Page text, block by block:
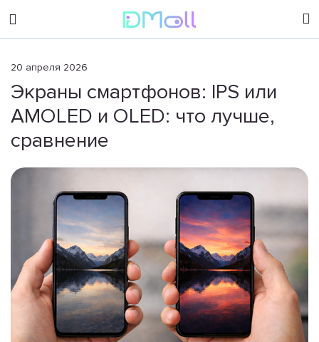
sales@dimoll.ru
Контакты
20 апреля 2026
Экраны смартфонов: IPS или
AMOLED и OLED: что лучше,
сравнение